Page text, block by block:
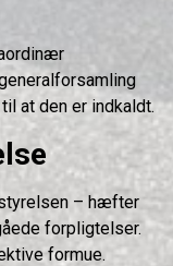
at den er indkaldt.
– hæfter
forpligtelser.
formue.